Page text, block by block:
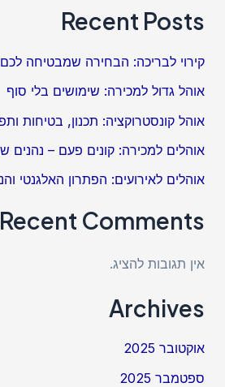
Recent Posts
קירוי לבריכה: הבחירה שמבטיחה
אוהל גדול למכירה: שימושים בלי סוף
אוהל קונסטרוקציה: תכנון, בטיחות
אוהלים למכירה: קונים פעם – נהנים
אוהלים לאירועים: הפתרון האלגנטי
Recent Comments
אין תגובות להציג.
Archives
אוקטובר 2025
ספטמבר 2025